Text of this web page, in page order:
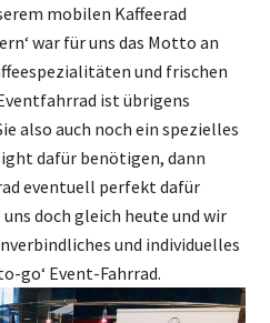
mobilen Kaffeerad
war für uns das Motto an
und frischen
ist übrigens
also auch noch ein spezielles
dafür benötigen, dann
eventuell perfekt dafür
doch gleich heute und wir
und individuelles
go‘ Event-Fahrrad.